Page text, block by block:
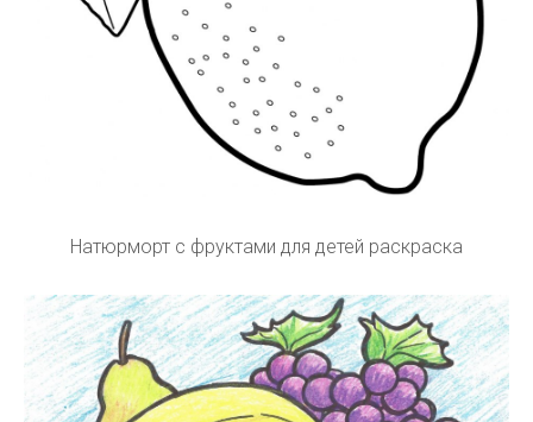
Натюрморт с фруктами для детей раскраска